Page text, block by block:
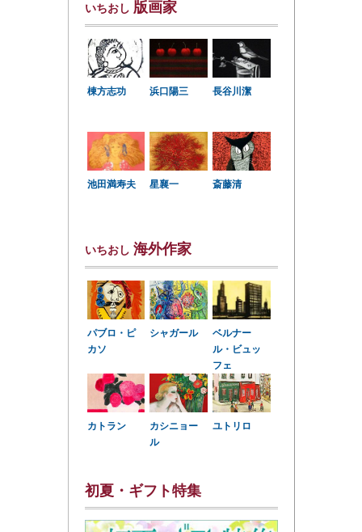
いちおし 版画家
棟方志功 浜口陽三 長谷川潔
池田満寿夫 星襄一 斎藤清
いちおし 海外作家
パブロ・ピ
カソ
シャガール
ベルナー
ル・ビュッ
フェ
カトラン
カシニョー
ル
ユトリロ
初夏・ギフト特集